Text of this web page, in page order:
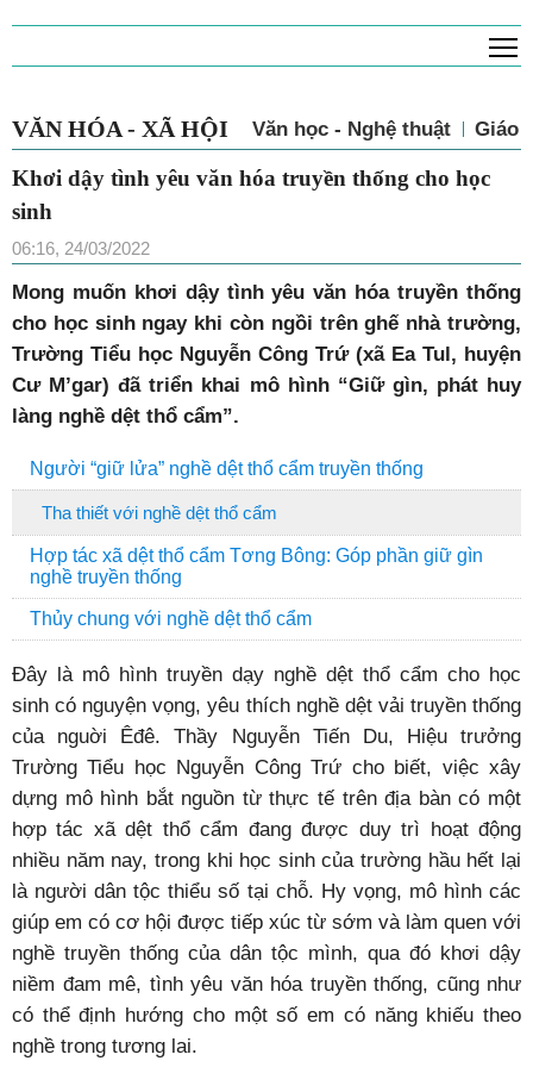
VĂN HÓA - XÃ HỘI Văn học - Nghệ thuật Giáo
Khơi dậy tình yêu văn hóa truyền thống cho học
sinh
06:16, 24/03/2022
Mong muốn khơi dậy tình yêu văn hóa truyền thống
cho học sinh ngay khi còn ngồi trên ghế nhà trường,
Trường Tiểu học Nguyễn Công Trứ (xã Ea Tul, huyện
Cư M’gar) đã triển khai mô hình “Giữ gìn, phát huy
làng nghề dệt thổ cẩm”.
Người “giữ lửa” nghề dệt thổ cẩm truyền thống
Tha thiết với nghề dệt thổ cẩm
Hợp tác xã dệt thổ cẩm Tơng Bông: Góp phần giữ gìn
nghề truyền thống
Thủy chung với nghề dệt thổ cẩm
Đây là mô hình truyền dạy nghề dệt thổ cẩm cho học
sinh có nguyện vọng, yêu thích nghề dệt vải truyền thống
của nguời Êđê. Thầy Nguyễn Tiến Du, Hiệu trưởng
Trường Tiểu học Nguyễn Công Trứ cho biết, việc xây
dựng mô hình bắt nguồn từ thực tế trên địa bàn có một
hợp tác xã dệt thổ cẩm đang được duy trì hoạt động
nhiều năm nay, trong khi học sinh của trường hầu hết lại
là người dân tộc thiểu số tại chỗ. Hy vọng, mô hình các
giúp em có cơ hội được tiếp xúc từ sớm và làm quen với
nghề truyền thống của dân tộc mình, qua đó khơi dậy
niềm đam mê, tình yêu văn hóa truyền thống, cũng như
có thể định hướng cho một số em có năng khiếu theo
nghề trong tương lai.